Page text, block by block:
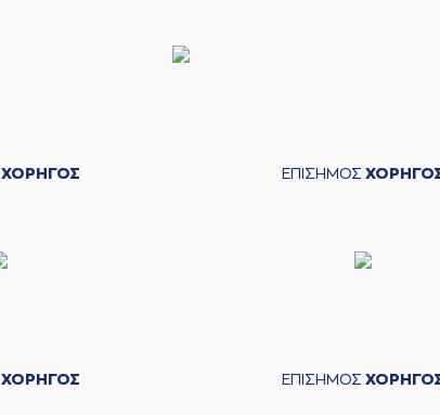
ΧΟΡΗΓΟΣ ΕΠΙΣΗΜΟΣ
ΧΟΡΗΓΟΣ ΕΠΙΣΗΜΟΣ